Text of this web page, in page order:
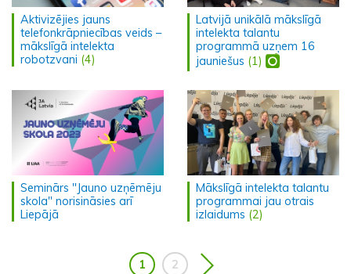
Aktivizējies jauns
telefonkrāpniecības veids –
mākslīgā intelekta
robotzvani (4)
Latvijā unikālā mākslīgā
intelekta talantu
programmā uzņem 16
jauniešus (1)
Seminārs "Jauno uzņēmēju
skola" norisināsies arī
Liepājā
Mākslīgā intelekta talantu
programmai jau otrais
izlaidums (2)
1 2